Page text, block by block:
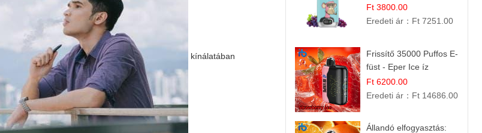
kínálatában
Friss Gyümölcs Íz
Ft 3800.00
Eredeti ár： Ft 7251.00
Frissítő 35000 Puffos E-
füst - Eper Ice íz
Ft 6200.00
Eredeti ár： Ft 14686.00
Állandó elfogyasztás: